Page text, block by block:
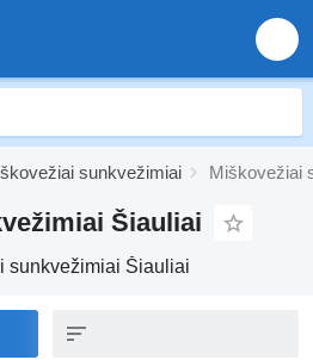
sunkvežimiai Miškovežiai
Šiauliai
sunkvežimiai Šiauliai